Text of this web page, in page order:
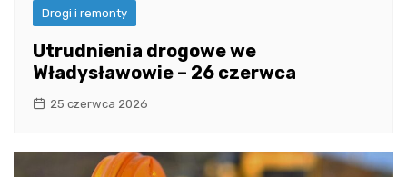
Drogi i remonty
Utrudnienia drogowe we
Władysławowie – 26 czerwca
25 czerwca 2026